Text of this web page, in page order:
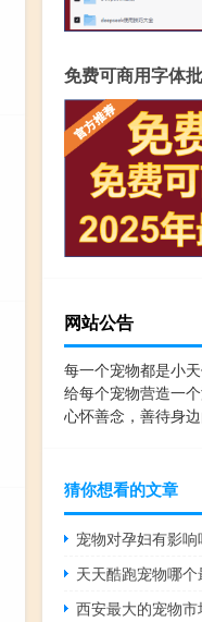
免费可商用字体
网站公告
每一个宠物都是小天
给每个宠物营造一
心怀善念，善待身边
猜你想看的文章
宠物对孕妇有影响
天天酷跑宠物哪个
西安最大的宠物市